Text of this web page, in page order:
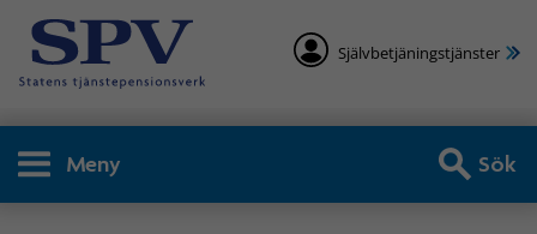
Självbetjäningstjänster
Meny Sök